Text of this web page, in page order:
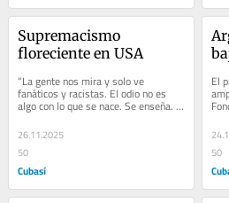
Supremacismo
floreciente en USA
“La gente nos mira y solo ve
fanáticos y racistas. El odio no es
algo con lo que se nace. Se enseña.
(…) A los siete años, te lo dicen...
26.11.2025
50
Cubasí
El
la...
50